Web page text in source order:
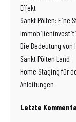
Effekt
Sankt Pölten: Eine
Die Bedeutung
Sankt Pölten Land
Home Staging für
Anleitungen
Letzte